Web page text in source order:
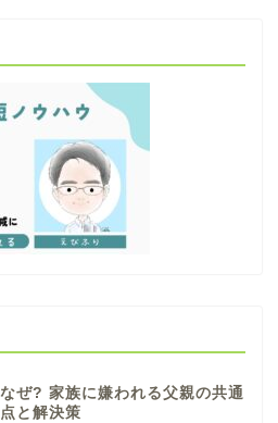
なぜ? 家族に嫌われる父親の共通
点と解決策